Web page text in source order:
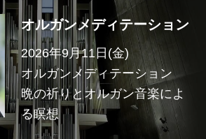
オルガンメディテーション
2026年9月11日(金)
オルガンメディテーション
晩の祈りとオルガン音楽によ
る瞑想